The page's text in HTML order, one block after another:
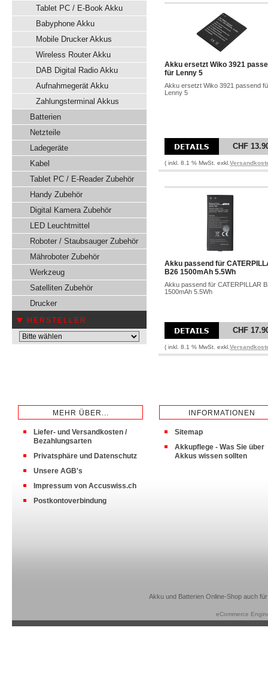
Tablet PC / E-Book Akku
Babyphone Akku
Mobile Drucker Akkus
Wireless Router Akku
DAB Digital Radio Akku
Aufnahmegerät Akku
Zahlungsterminal Akkus
Batterien
Netzteile
Ladegeräte
Kabel
Tablet PC / E-Reader Zubehör
Handy Zubehör
Digital Kamera Zubehör
LED Leuchtmittel
Roboter / Staubsauger Zubehör
Mähroboter Zubehör
Werkzeug
Satelliten Zubehör
Drucker
HERSTELLER
Akku ersetzt Wiko 3921
für Lenny 5
Akku ersetzt Wiko 3921 passend
Lenny 5
CHF
( inkl. 8.1 % MwSt. exkl.
Akku passend für
B26 1500mAh 5.5Wh
Akku passend für CATERPILLAR
1500mAh 5.5Wh
CHF
( inkl. 8.1 % MwSt. exkl.
MEHR ÜBER...
Liefer- und Versandkosten /
Bezahlungsarten
Privatsphäre und Datenschutz
Unsere AGB's
Impressum von Accuswiss.ch
Postkontoverbindung
INFORMATIONEN
Sitemap
Akkupflege - Was Sie über
Akkus wissen sollten
Akku und Batterien Online-Shop auch
eCommerce